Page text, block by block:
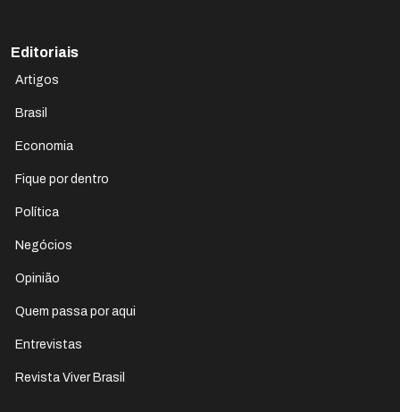
Editoriais
Artigos
Brasil
Economia
Fique por dentro
Política
Negócios
Opinião
Quem passa por aqui
Entrevistas
Revista Viver Brasil